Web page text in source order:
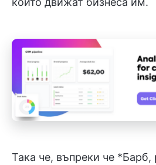
Така че, въпреки че *Барб,